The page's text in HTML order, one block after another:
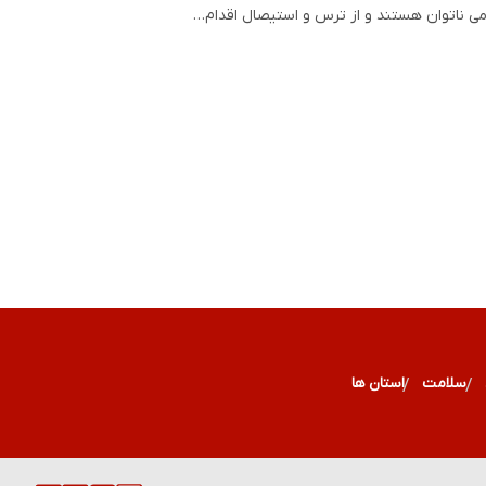
ناتوان هستند و از ترس و استیصال اقدام…
سلامت استان ها